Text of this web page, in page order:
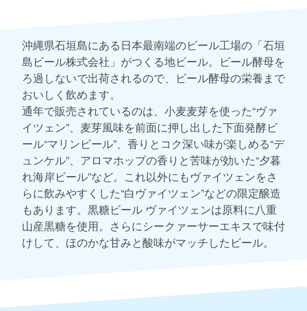
沖縄県石垣島にある日本最南端のビール工場の「石垣
島ビール株式会社」がつくる地ビール。ビール酵母を
ろ過しないで出荷されるので、ビール酵母の栄養まで
おいしく飲めます。
通年で販売されているのは、小麦麦芽を使った“ヴァ
イツェン”、麦芽風味を前面に押し出した下面発酵ビ
ール“マリンビール”、香りとコク深い味が楽しめる“デ
ュンケル”、アロマホップの香りと苦味が効いた“夕暮
れ海岸ビール”など。これ以外にもヴァイツェンをさ
らに飲みやすくした“白ヴァイツェン”などの限定醸造
もあります。黒糖ビール ヴァイツェンは原料に八重
山産黒糖を使用。さらにシークァーサーエキスで味付
けして、ほのかな甘みと酸味がマッチしたビール。